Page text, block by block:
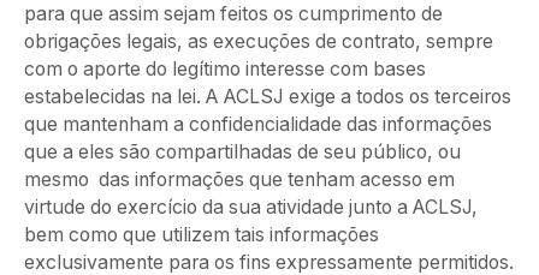
para que assim sejam feitos os cumprimento de
obrigações legais, as execuções de contrato, sempre
com o aporte do legítimo interesse com bases
estabelecidas na lei. A ACLSJ exige a todos os terceiros
que mantenham a confidencialidade das informações
que a eles são compartilhadas de seu público, ou
mesmo das informações que tenham acesso em
virtude do exercício da sua atividade junto a ACLSJ,
bem como que utilizem tais informações
exclusivamente para os fins expressamente permitidos.